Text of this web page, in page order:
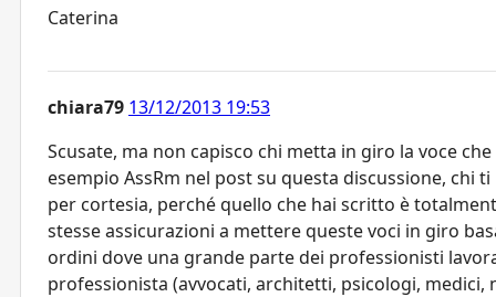
Caterina
chiara79 13/12/2013 19:53
Scusate, ma non capisco chi metta in giro la voce
esempio AssRm nel post su questa discussione, chi
per cortesia, perché quello che hai scritto è
stesse assicurazioni a mettere queste voci in giro
ordini dove una grande parte dei professionisti
professionista (avvocati, architetti, psicologi, medici,